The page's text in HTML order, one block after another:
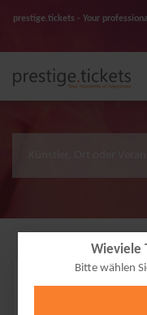
prestige.tickets - Your
Wieviele
Bitte wählen
18